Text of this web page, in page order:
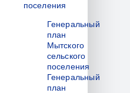
поселения
Генеральный
план
Мытского
сельского
поселения
Генеральный
план